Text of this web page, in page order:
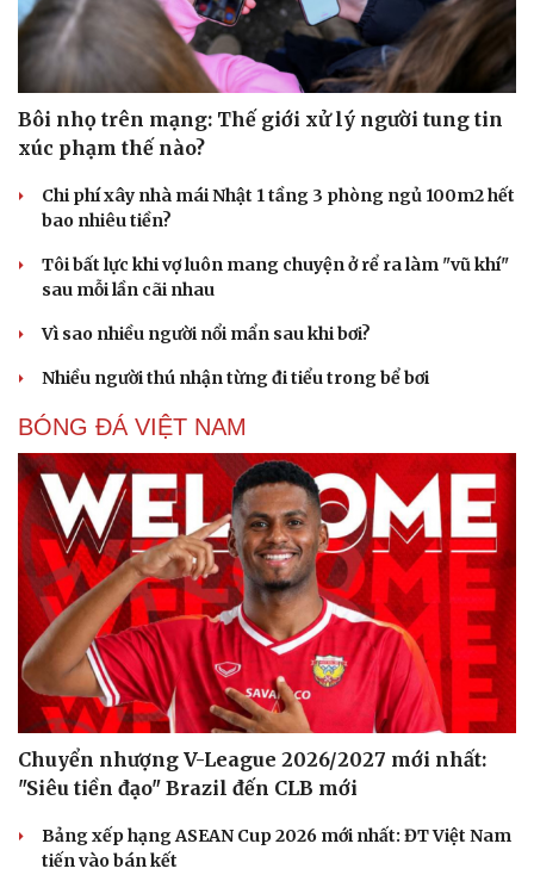
Sức khỏe
Dinh dưỡng - món ngon
Sản phụ khoa
Nhi khoa
Nam khoa
Làm đẹp - giảm cân
Phòng mạch online
Ăn sạch sống khỏe
Đời sống
Tình yêu - Gia đình
Bôi nhọ trên mạng: Thế giới xử lý người tung tin
xúc phạm thế nào?
Chi phí xây nhà mái Nhật 1 tầng 3 phòng ngủ 100m2 hết
bao nhiêu tiền?
Tôi bất lực khi vợ luôn mang chuyện ở rể ra làm "vũ khí"
sau mỗi lần cãi nhau
Vì sao nhiều người nổi mẩn sau khi bơi?
Nhiều người thú nhận từng đi tiểu trong bể bơi
BÓNG ĐÁ VIỆT NAM
Chuyển nhượng V-League 2026/2027 mới nhất:
"Siêu tiền đạo" Brazil đến CLB mới
Bảng xếp hạng ASEAN Cup 2026 mới nhất: ĐT Việt Nam
tiến vào bán kết